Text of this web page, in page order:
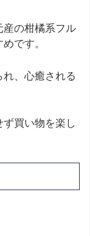
産の柑橘系フル
です。
、心癒される
買い物を楽し